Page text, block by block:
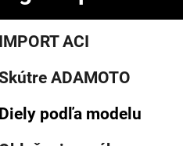
IMPORT ACI
ADAMOTO
Diely podľa modelu